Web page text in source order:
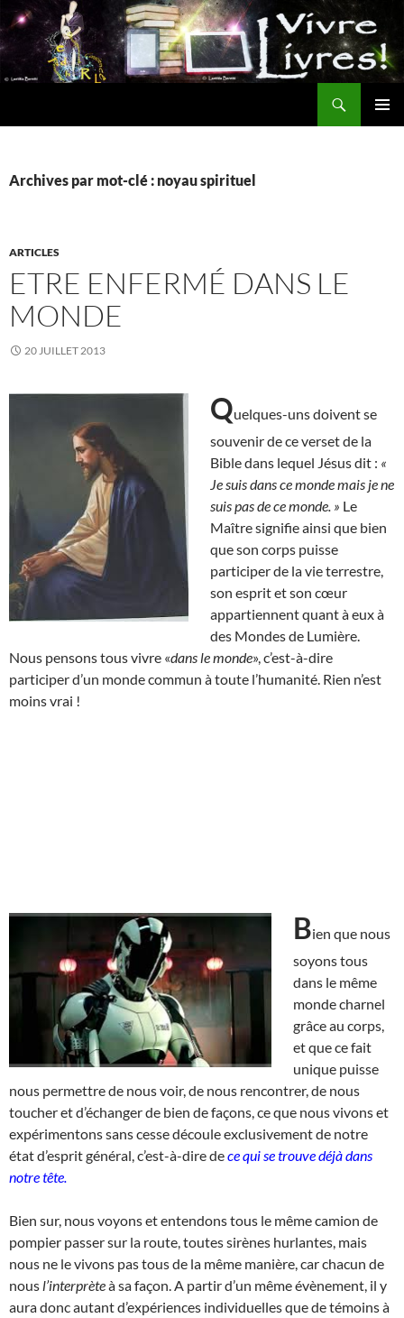
Aller
au
contenu
Archives par mot-clé : noyau spirituel
ARTICLES
ETRE ENFERMÉ DANS LE
MONDE
20 JUILLET 2013
Quelques-uns doivent se
souvenir de ce verset de la
Bible dans lequel Jésus dit : «
Je suis dans ce monde mais je ne
suis pas de ce monde. » Le
Maître signifie ainsi que bien
que son corps puisse
participer de la vie terrestre,
son esprit et son cœur
appartiennent quant à eux à
des Mondes de Lumière.
Nous pensons tous vivre «dans le monde», c’est-à-dire
participer d’un monde commun à toute l’humanité. Rien n’est
moins vrai !
Bien que nous
soyons tous
dans le même
monde charnel
grâce au corps,
et que ce fait
unique puisse
nous permettre de nous voir, de nous rencontrer, de nous
toucher et d’échanger de bien de façons, ce que nous vivons et
expérimentons sans cesse découle exclusivement de notre
état d’esprit général, c’est-à-dire dece qui se trouve déjà dans
notre tête.
Bien sur, nous voyons et entendons tous le même camion de
pompier passer sur la route, toutes sirènes hurlantes, mais
nous ne le vivons pas tous de la même manière, car chacun de
nous l’interprèteà sa façon. A partir d’un même évènement, il y
aura donc autant d’expériences individuelles que de témoins à